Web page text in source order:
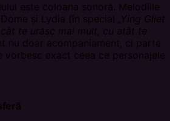
este coloana sonoră. Melodiile
și Lydia (în special
„Ying Gliet
cât te urăsc mai mult, cu atât te
nu doar acompaniament, ci parte
vorbesc exact ceea ce personajele